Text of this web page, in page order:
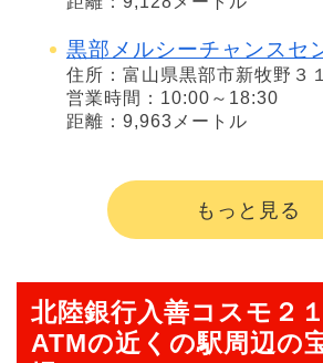
黒部メルシーチャンスセ
住所：富山県黒部市新牧野３
営業時間：10:00～18:30
距離：9,963メートル
もっと見る
北陸銀行入善コスモ２
ATMの近くの駅周辺の